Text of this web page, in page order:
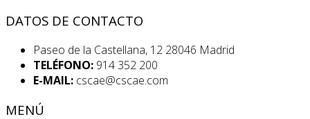
DATOS DE CONTACTO
Paseo de la Castellana, 12 28046 Madrid
TELÉFONO: 914 352 200
E-MAIL: cscae@cscae.com
MENÚ